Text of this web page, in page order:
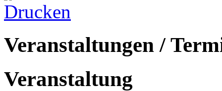
Veranstaltungen /
Veranstaltung